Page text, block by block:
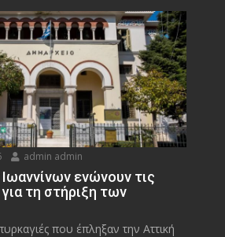
admin admin
ενώνουν τις
τη στήριξη των
που έπληξαν την Αττική